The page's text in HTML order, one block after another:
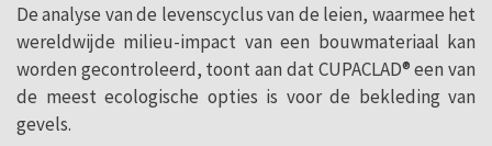
De analyse van de levenscyclus van de leien, waarmee het
wereldwijde milieu-impact van een bouwmateriaal kan
worden gecontroleerd, toont aan dat CUPACLAD® een van
de meest ecologische opties is voor de bekleding van
gevels.